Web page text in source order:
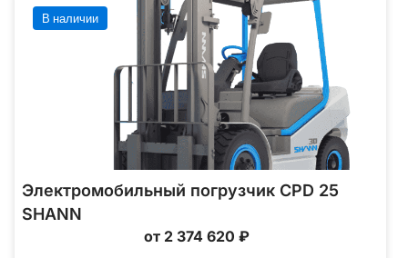
В наличии
Электромобильный погрузчик CPD 25
SHANN
от 2 374 620 ₽